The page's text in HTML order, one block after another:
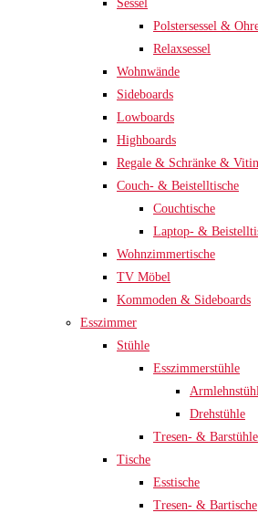
Sessel
Polstersessel &
Relaxsessel
Wohnwände
Sideboards
Lowboards
Highboards
Regale & Schränke &
Couch- & Beistelltische
Couchtische
Laptop- &
Wohnzimmertische
TV Möbel
Kommoden & Sideboards
Esszimmer
Stühle
Esszimmerstühle
Drehstühle
Tresen- & Barstühle
Tische
Esstische
Tresen- & Bartische